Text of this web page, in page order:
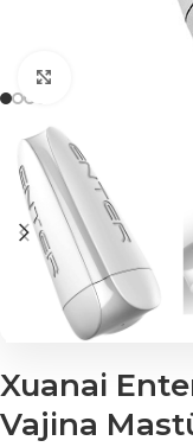
Xuanai
Vajina